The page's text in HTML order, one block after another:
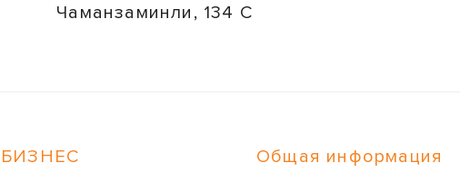
Чаманзаминли, 134 C
БИЗНЕС Общая информация